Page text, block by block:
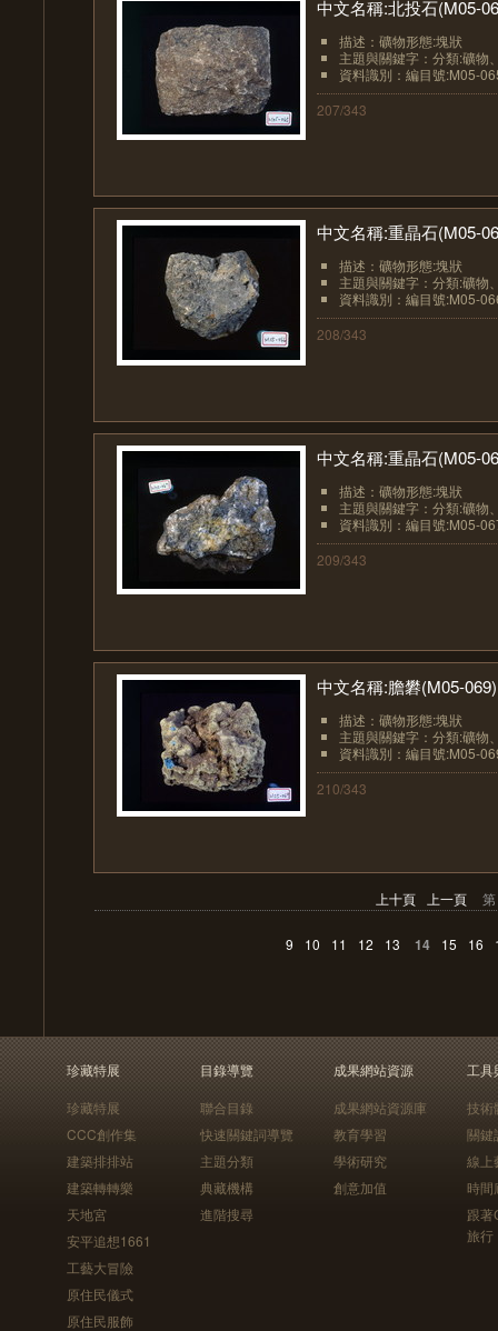
中文名稱:北投石(M05-
描述：礦物形態:塊狀
主題與關鍵字：分類:礦物
資料識別：編目號:M05-
207/343
中文名稱:重晶石(M05-
描述：礦物形態:塊狀
主題與關鍵字：分類:礦物
資料識別：編目號:M05-
208/343
中文名稱:重晶石(M05-
描述：礦物形態:塊狀
主題與關鍵字：分類:礦物
資料識別：編目號:M05-
209/343
中文名稱:膽礬(M05-069)
描述：礦物形態:塊狀
主題與關鍵字：分類:礦物
資料識別：編目號:M05-
210/343
上十頁 上一頁
9 10 11 12 13 14 15 16
珍藏特展
珍藏特展
CCC創作集
建築排排站
建築轉轉樂
天地宮
安平追想1661
工藝大冒險
原住民儀式
原住民服飾
目錄導覽
聯合目錄
快速關鍵詞導覽
主題分類
典藏機構
進階搜尋
成果網站資源
成果網站資源庫
教育學習
學術研究
創意加值
工具
技術
關鍵
線上
時間
跟
旅行